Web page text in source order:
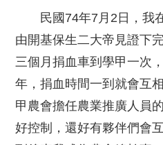
民國74年7月2日，我在
由開基保生二大帝見證下
三個月捐血車到學甲一次
年，捐血時間一到就會互
甲農會擔任農業推廣人員
好控制，還好有夥伴們會